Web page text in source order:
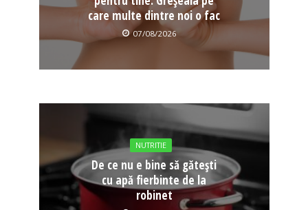
care multe dintre noi o fac
07/08/2026
NUTRITIE
De ce nu e bine să gătești
cu apă fierbinte de la
robinet